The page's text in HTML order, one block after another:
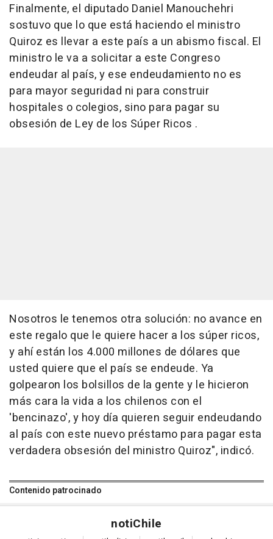
Finalmente, el diputado Daniel Manouchehri
sostuvo que lo que está haciendo el ministro
Quiroz es llevar a este país a un abismo fiscal. El
ministro le va a solicitar a este Congreso
endeudar al país, y ese endeudamiento no es
para mayor seguridad ni para construir
hospitales o colegios, sino para pagar su
obsesión de Ley de los Súper Ricos .
Nosotros le tenemos otra solución: no avance en
este regalo que le quiere hacer a los súper ricos,
y ahí están los 4.000 millones de dólares que
usted quiere que el país se endeude. Ya
golpearon los bolsillos de la gente y le hicieron
más cara la vida a los chilenos con el
'bencinazo', y hoy día quieren seguir endeudando
al país con este nuevo préstamo para pagar esta
verdadera obsesión del ministro Quiroz", indicó.
Contenido patrocinado
notiChile